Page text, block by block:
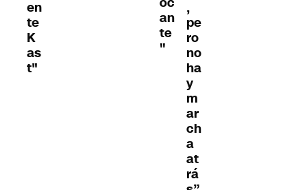
en
te
K
as
t"
an
te
"
,
pe
ro
no
ha
y
m
ar
ch
a
at
rá